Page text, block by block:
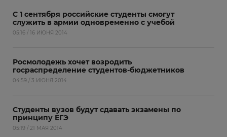
С 1 сентября российские студенты смогут
служить в армии одновременно с учебой
05:16 / 16 ИЮНЯ 2014
Росмолодежь хочет возродить
госраспределение студентов-бюджетников
04:59 / 3 ИЮНЯ 2014
Студенты вузов будут сдавать экзамены по
принципу ЕГЭ
05:19 / 21 МАЯ 2014